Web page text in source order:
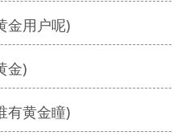
金用户呢)
金)
有黄金瞳)